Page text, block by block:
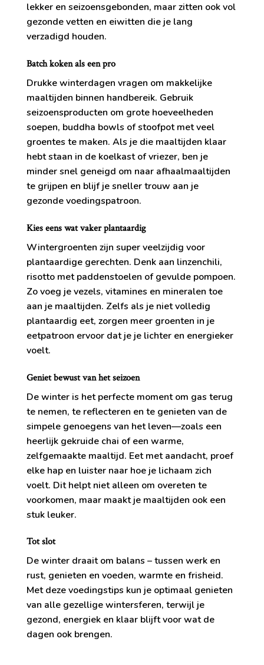
lekker en seizoensgebonden, maar zitten ook vol
gezonde vetten en eiwitten die je lang
verzadigd houden.
Batch koken als een pro
Drukke winterdagen vragen om makkelijke
maaltijden binnen handbereik. Gebruik
seizoensproducten om grote hoeveelheden
soepen, buddha bowls of stoofpot met veel
groentes te maken. Als je die maaltijden klaar
hebt staan in de koelkast of vriezer, ben je
minder snel geneigd om naar afhaalmaaltijden
te grijpen en blijf je sneller trouw aan je
gezonde voedingspatroon.
Kies eens wat vaker plantaardig
Wintergroenten zijn super veelzijdig voor
plantaardige gerechten. Denk aan linzenchili,
risotto met paddenstoelen of gevulde pompoen.
Zo voeg je vezels, vitamines en mineralen toe
aan je maaltijden. Zelfs als je niet volledig
plantaardig eet, zorgen meer groenten in je
eetpatroon ervoor dat je je lichter en energieker
voelt.
Geniet bewust van het seizoen
De winter is het perfecte moment om gas terug
te nemen, te reflecteren en te genieten van de
simpele genoegens van het leven—zoals een
heerlijk gekruide chai of een warme,
zelfgemaakte maaltijd. Eet met aandacht, proef
elke hap en luister naar hoe je lichaam zich
voelt. Dit helpt niet alleen om overeten te
voorkomen, maar maakt je maaltijden ook een
stuk leuker.
Tot slot
De winter draait om balans – tussen werk en
rust, genieten en voeden, warmte en frisheid.
Met deze voedingstips kun je optimaal genieten
van alle gezellige wintersferen, terwijl je
gezond, energiek en klaar blijft voor wat de
dagen ook brengen.